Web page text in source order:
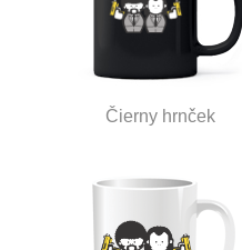
Čierny hrnček